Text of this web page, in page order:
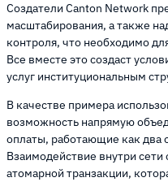
Создатели Canton Network
масштабирования, а также
контроля, что необходимо
Все вместе это создаст
услуг институциональным
В качестве примера
возможность напрямую
оплаты, работающие как два
Взаимодействие внутри
атомарной транзакции,